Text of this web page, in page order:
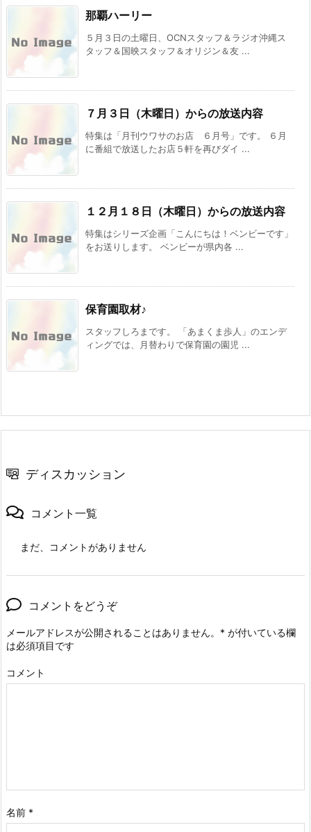
那覇ハーリー
５月３日の土曜日、OCNスタッフ＆ラジオ沖縄ス
タッフ＆国映スタッフ＆オリジン＆友 ...
７月３日（木曜日）からの放送内容
特集は「月刊ウワサのお店 ６月号」です。 ６月
に番組で放送したお店５軒を再びダイ ...
１２月１８日（木曜日）からの放送内容
特集はシリーズ企画「こんにちは！ベンビーです」
をお送りします。 ベンビーが県内各 ...
保育園取材♪
スタッフしろまです。 「あまくま歩人」のエンデ
ィングでは、月替わりで保育園の園児 ...
ディスカッション
コメント一覧
まだ、コメントがありません
コメントをどうぞ
メールアドレスが公開されることはありません。 * が付いている欄
は必須項目です
コメント
名前 *